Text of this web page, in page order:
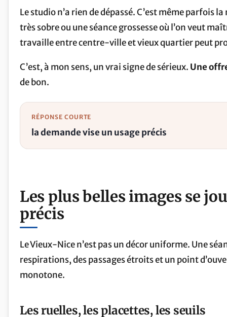
Le studio n’a rien de dépassé. C’est même
très sobre ou une séance grossesse où l’on veut
travaille entre centre-ville et vieux quartier peut
C’est, à mon sens, un vrai signe de sérieux. Une
de bon.
RÉPONSE COURTE
la demande vise un usage précis
Les plus belles images se
précis
Le Vieux-Nice n’est pas un décor uniforme. Une
respirations, des passages étroits et un point
monotone.
Les ruelles, les placettes, les seuils